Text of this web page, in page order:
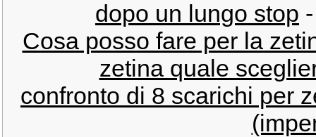
dopo un lungo stop
Cosa posso fare per la
zetina quale
confronto di 8 scarichi per